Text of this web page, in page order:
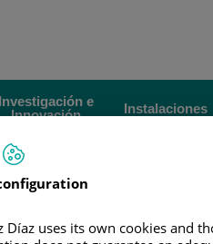
Investigación e
Innovación
Instalaciones
EN SIMULACIÓN
uses its own cookies and